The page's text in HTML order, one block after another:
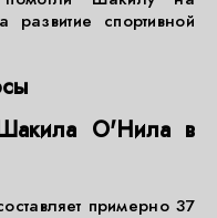
спортивной
О'Нила в
примерно 37